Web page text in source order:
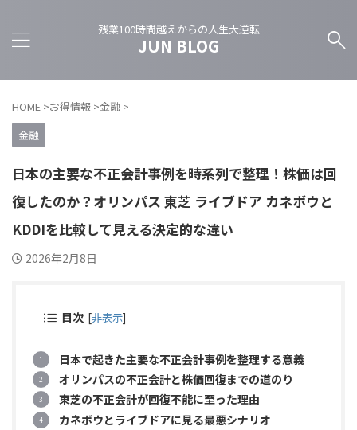
残業100時間越えからの人生大逆転
JUN BLOG
HOME >お得情報 >金融 >
金融
日本の主要な不正会計事例を時系列で整理！株価は回
復したのか？オリンパス 東芝 ライブドア カネボウと
KDDIを比較して見える決定的な違い
2026年2月8日
目次 [非表示]
日本で起きた主要な不正会計事例を整理する意義
オリンパスの不正会計と株価回復までの道のり
東芝の不正会計が回復不能に至った理由
カネボウとライブドアに見る最悪シナリオ